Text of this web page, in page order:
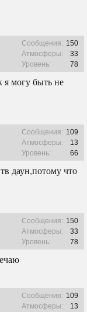
Сообщения: 150
Атмосферы:
33
Уровень:
78
я могу быть не
Сообщения: 109
Атмосферы:
13
Уровень:
66
даун,потому что
Сообщения: 150
Атмосферы:
33
Уровень:
78
Сообщения: 109
Атмосферы:
13